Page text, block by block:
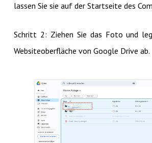
lassen Sie sie auf der Startseite des
Schritt 2: Ziehen Sie das Foto und
Websiteoberfläche von Google Drive ab.